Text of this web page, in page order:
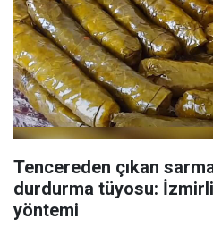
Tencereden çıkan
durdurma tüyosu:
yöntemi